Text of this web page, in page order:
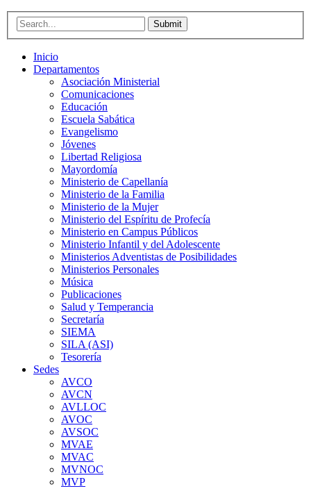
Submit
Inicio
Departamentos
Asociación Ministerial
Comunicaciones
Educación
Escuela Sabática
Evangelismo
Jóvenes
Libertad Religiosa
Mayordomía
Ministerio de Capellanía
Ministerio de la Familia
Ministerio de la Mujer
Ministerio del Espíritu de Profecía
Ministerio en Campus Públicos
Ministerio Infantil y del Adolescente
Ministerios Adventistas de Posibilidades
Ministerios Personales
Música
Publicaciones
Salud y Temperancia
Secretaría
SIEMA
SILA (ASI)
Tesorería
Sedes
AVCO
AVCN
AVLLOC
AVOC
AVSOC
MVAE
MVAC
MVNOC
MVP